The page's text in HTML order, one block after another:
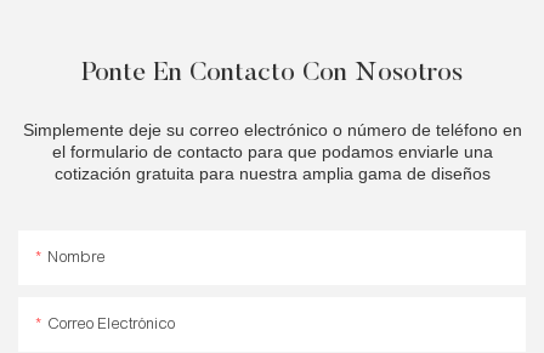
Ponte En Contacto Con Nosotros
Simplemente deje su correo electrónico o número de teléfono en
el formulario de contacto para que podamos enviarle una
cotización gratuita para nuestra amplia gama de diseños
Nombre
Correo Electrónico